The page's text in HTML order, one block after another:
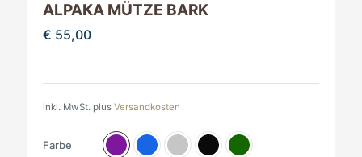
ALPAKA MÜTZE BARK
€ 55,00
inkl. MwSt. plus Versandkosten
Farbe